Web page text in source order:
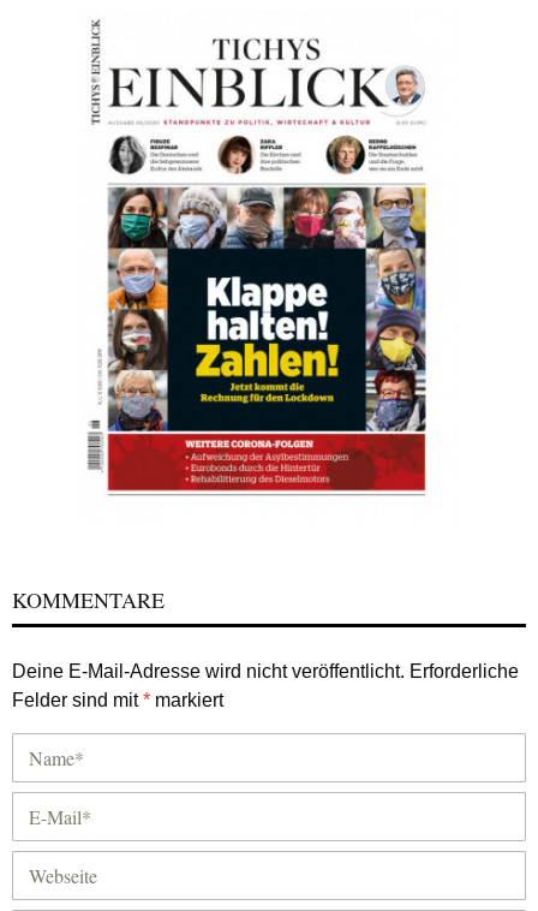
KOMMENTARE
Deine E-Mail-Adresse wird nicht veröffentlicht. Erforderliche
Felder sind mit* markiert